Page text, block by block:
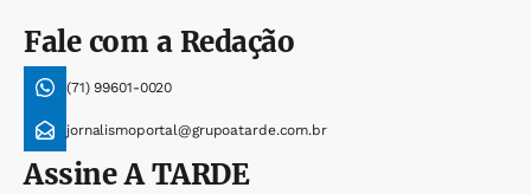
Fale com a Redação
(71) 99601-0020
jornalismoportal@grupoatarde.com.br
AssineA TARDE